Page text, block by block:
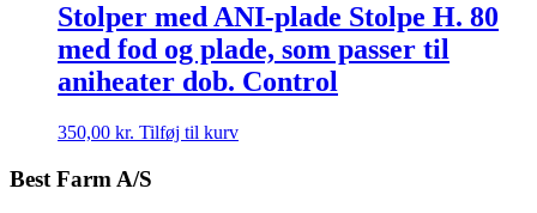
Stolper med ANI-plade Stolpe H. 80
med fod og plade, som passer til
aniheater dob. Control
350,00 kr. Tilføj til kurv
Best Farm A/S